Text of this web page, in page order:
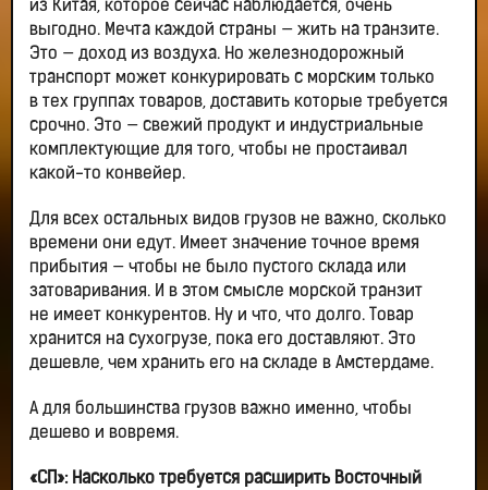
из Китая, которое сейчас наблюдается, очень
выгодно. Мечта каждой страны — жить на транзите.
Это — доход из воздуха. Но железнодорожный
транспорт может конкурировать с морским только
в тех группах товаров, доставить которые требуется
срочно. Это — свежий продукт и индустриальные
комплектующие для того, чтобы не простаивал
какой-то конвейер.
Для всех остальных видов грузов не важно, сколько
времени они едут. Имеет значение точное время
прибытия — чтобы не было пустого склада или
затоваривания. И в этом смысле морской транзит
не имеет конкурентов. Ну и что, что долго. Товар
хранится на сухогрузе, пока его доставляют. Это
дешевле, чем хранить его на складе в Амстердаме.
А для большинства грузов важно именно, чтобы
дешево и вовремя.
«СП»: Насколько требуется расширить Восточный